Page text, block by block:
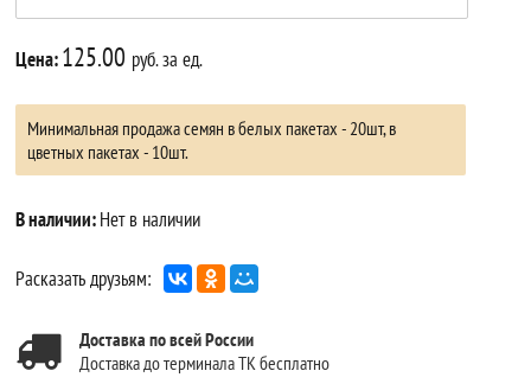
Цена:125.00 руб. за ед.
Минимальная продажа семян в белых пакетах - 20шт, в
цветных пакетах - 10шт.
В наличии:Нет в наличии
Расказать друзьям:
Доставка по всей России
Доставка до терминала ТК бесплатно